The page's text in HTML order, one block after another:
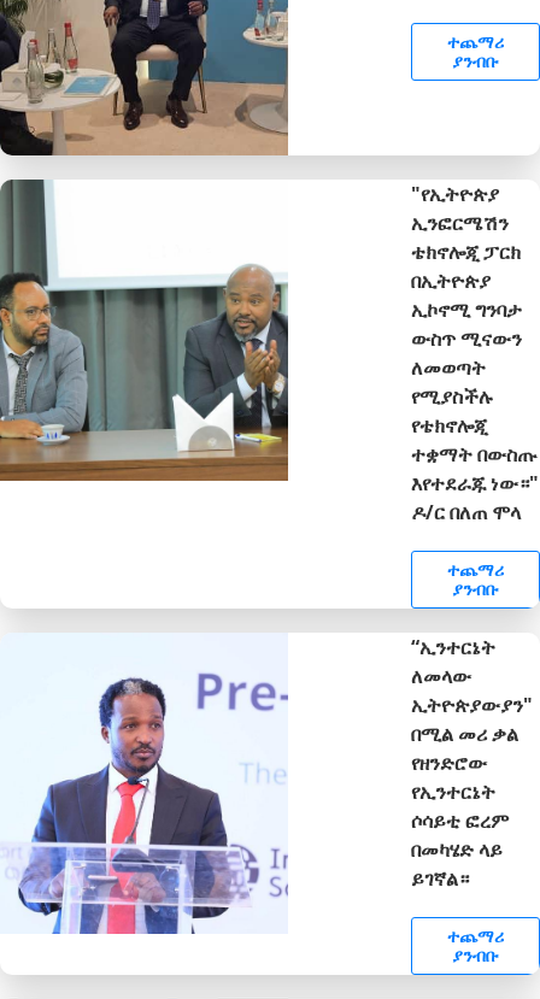
ተጨማሪ
ያንብቡ
"የኢትዮጵያ
ኢንፎርሜሽን
ቴክኖሎጂ ፓርክ
በኢትዮጵያ
ኢኮኖሚ ግንባታ
ውስጥ ሚናውን
ለመወጣት
የሚያስችሉ
የቴክኖሎጂ
ተቋማት በውስጡ
እየተደራጁ ነው።"
ዶ/ር በለጠ ሞላ
ተጨማሪ
ያንብቡ
“ኢንተርኔት
ለመላው
ኢትዮጵያውያን"
በሚል መሪ ቃል
የዘንድሮው
የኢንተርኔት
ሶሳይቲ ፎረም
በመካሄድ ላይ
ይገኛል።
ተጨማሪ
ያንብቡ